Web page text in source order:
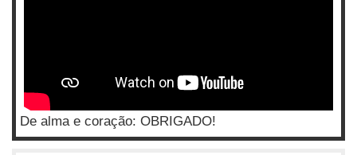
De alma e coração: OBRIGADO!